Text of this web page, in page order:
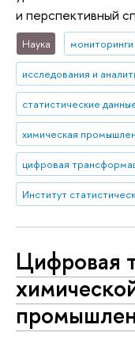
и перспективный
Наука мониторинги
исследования и
статистические
химическая
цифровая
Цифровая